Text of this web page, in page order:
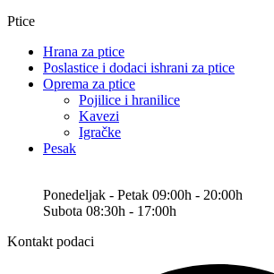
Ptice
Hrana za ptice
Poslastice i dodaci ishrani za ptice
Oprema za ptice
Pojilice i hranilice
Kavezi
Igračke
Pesak
Ponedeljak - Petak 09:00h - 20:00h
Subota 08:30h - 17:00h
Kontakt podaci